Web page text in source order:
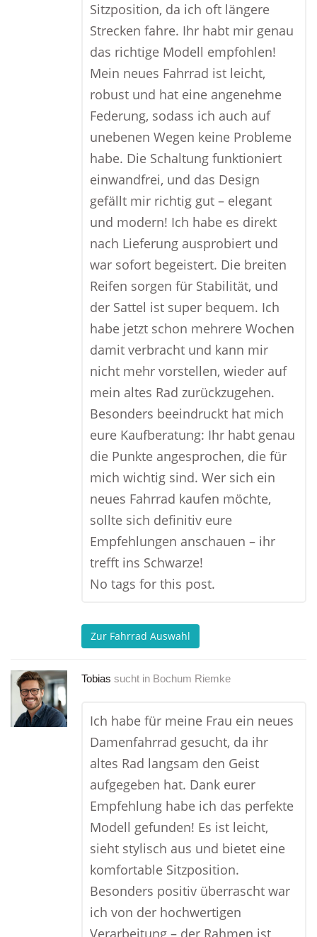
Sitzposition, da ich oft längere
Strecken fahre. Ihr habt mir genau
das richtige Modell empfohlen!
Mein neues Fahrrad ist leicht,
robust und hat eine angenehme
Federung, sodass ich auch auf
unebenen Wegen keine Probleme
habe. Die Schaltung funktioniert
einwandfrei, und das Design
gefällt mir richtig gut – elegant
und modern! Ich habe es direkt
nach Lieferung ausprobiert und
war sofort begeistert. Die breiten
Reifen sorgen für Stabilität, und
der Sattel ist super bequem. Ich
habe jetzt schon mehrere Wochen
damit verbracht und kann mir
nicht mehr vorstellen, wieder auf
mein altes Rad zurückzugehen.
Besonders beeindruckt hat mich
eure Kaufberatung: Ihr habt genau
die Punkte angesprochen, die für
mich wichtig sind. Wer sich ein
neues Fahrrad kaufen möchte,
sollte sich definitiv eure
Empfehlungen anschauen – ihr
trefft ins Schwarze!
No tags for this post.
Zur Fahrrad Auswahl
Tobias sucht in Bochum Riemke
Ich habe für meine Frau ein neues
Damenfahrrad gesucht, da ihr
altes Rad langsam den Geist
aufgegeben hat. Dank eurer
Empfehlung habe ich das perfekte
Modell gefunden! Es ist leicht,
sieht stylisch aus und bietet eine
komfortable Sitzposition.
Besonders positiv überrascht war
ich von der hochwertigen
Verarbeitung – der Rahmen ist